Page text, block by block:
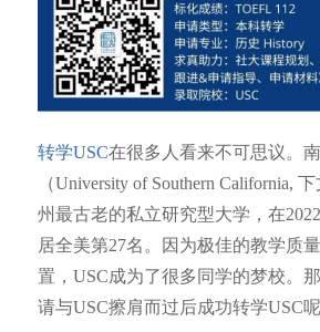
转学USC在很多人看来不可思议。
（University of Southern California,
州最古老的私立研究型大学，在
居全美第27名。因为极佳的教学质
置，USC成为了很多同学的梦校。
请与USC擦肩而过后成功转学USC